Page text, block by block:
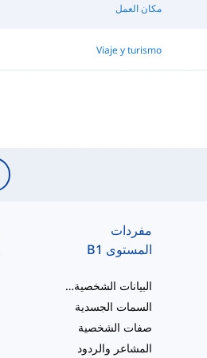
مكان العمل
Viaje y turismo
مفردات
المستوى B1
البيانات الشخصية ومراحل الحياة
السمات الجسدية
صفات الشخصية
المشاعر والردود